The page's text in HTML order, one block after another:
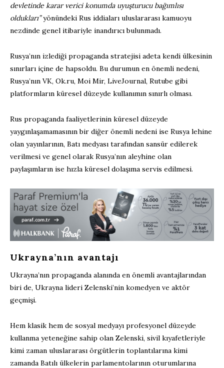
devletinde karar verici konumda uyuşturucu bağımlısı
oldukları”yönündeki Rus iddiaları uluslararası kamuoyu
nezdinde genel itibariyle inandırıcı bulunmadı.
Rusya’nın izlediği propaganda stratejisi adeta kendi ülkesinin
sınırları içine de hapsoldu. Bu durumun en önemli nedeni,
Rusya’nın VK, Ok.ru, Moi Mir, LiveJournal, Rutube gibi
platformların küresel düzeyde kullanımın sınırlı olması.
Rus propaganda faaliyetlerinin küresel düzeyde
yaygınlaşamamasının bir diğer önemli nedeni ise Rusya lehine
olan yayınlarının, Batı medyası tarafından sansür edilerek
verilmesi ve genel olarak Rusya’nın aleyhine olan
paylaşımların ise hızla küresel dolaşıma servis edilmesi.
Ukrayna’nın avantajı
Ukrayna’nın propaganda alanında en önemli avantajlarından
biri de, Ukrayna lideri Zelenski’nin komedyen ve aktör
geçmişi.
Hem klasik hem de sosyal medyayı profesyonel düzeyde
kullanma yeteneğine sahip olan Zelenski, sivil kıyafetleriyle
kimi zaman uluslararası örgütlerin toplantılarına kimi
zamanda Batılı ülkelerin parlamentolarının oturumlarına